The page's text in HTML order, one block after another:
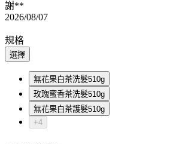
謝**
2026/08/07
規格
選擇
無花果白茶洗髮510g
玫瑰蜜香茶洗髮510g
無花果白茶護髮510g
+4